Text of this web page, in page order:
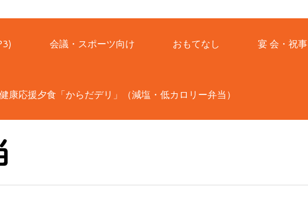
会議・スポーツ向け おもてなし 宴 会・祝事
健康応援夕食「からだデリ」（減塩・低カロリー弁当）